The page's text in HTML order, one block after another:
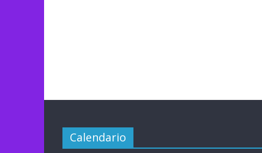
Calendario